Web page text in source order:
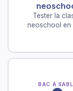
Tester la
neoschool en
BAC À